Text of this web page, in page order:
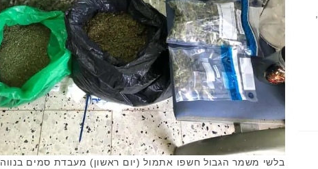
בלשי משמר הגבול חשפו אתמול (יום ראשון) מעבדת סמים בנווה